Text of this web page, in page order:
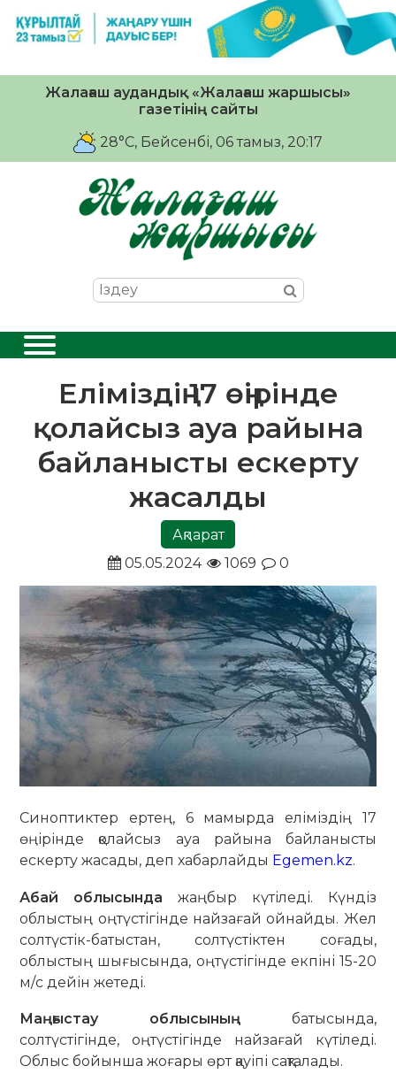
Жалағаш аудандық «Жалағаш жаршысы»
газетінің сайты
28°C, Бейсенбі, 06 тамыз, 20:17
Еліміздің 17 өңірінде
қолайсыз ауа райына
байланысты ескерту
жасалды
Ақпарат
05.05.2024
1069 0
Синоптиктер ертең, 6 мамырда еліміздің 17
өңірінде қолайсыз ауа райына байланысты
ескерту жасады, деп хабарлайды Egemen.kz.
Абай облысында жаңбыр күтіледі. Күндіз
облыстың оңтүстігінде найзағай ойнайды. Жел
солтүстік-батыстан, солтүстіктен соғады,
облыстың шығысында, оңтүстігінде екпіні 15-20
м/с дейін жетеді.
Маңғыстау облысының батысында,
солтүстігінде, оңтүстігінде найзағай күтіледі.
Облыс бойынша жоғары өрт қауіпі сақталады.